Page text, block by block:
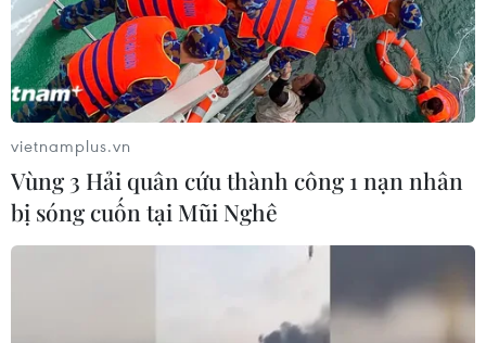
vietnamplus.vn
Vùng 3 Hải quân cứu thành công 1 nạn nhân
bị sóng cuốn tại Mũi Nghê